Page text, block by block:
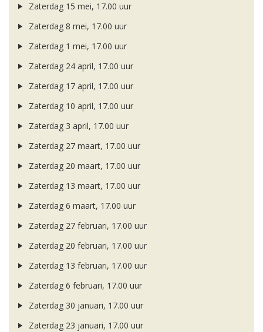
Zaterdag 15 mei, 17.00 uur
Zaterdag 8 mei, 17.00 uur
Zaterdag 1 mei, 17.00 uur
Zaterdag 24 april, 17.00 uur
Zaterdag 17 april, 17.00 uur
Zaterdag 10 april, 17.00 uur
Zaterdag 3 april, 17.00 uur
Zaterdag 27 maart, 17.00 uur
Zaterdag 20 maart, 17.00 uur
Zaterdag 13 maart, 17.00 uur
Zaterdag 6 maart, 17.00 uur
Zaterdag 27 februari, 17.00 uur
Zaterdag 20 februari, 17.00 uur
Zaterdag 13 februari, 17.00 uur
Zaterdag 6 februari, 17.00 uur
Zaterdag 30 januari, 17.00 uur
Zaterdag 23 januari, 17.00 uur